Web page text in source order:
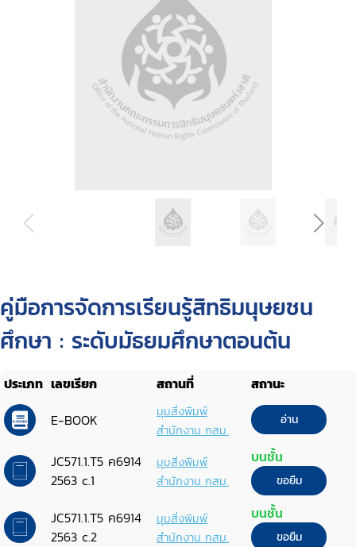
คู่มือการจัดการเรียนรู้สิทธิมนุษยชน
ศึกษา : ระดับมัธยมศึกษาตอนต้น
ประเภท เลขเรียก สถานที่
สถานะ
E-BOOK
มุมสิ่งพิมพ์
สำนักงาน กสม.
อ่าน
JC571.1.T5 ค6914
2563 c.1
มุมสิ่งพิมพ์
สำนักงาน กสม.
บนชั้น
ขอยืม
JC571.1.T5 ค6914
2563 c.2
มุมสิ่งพิมพ์
สำนักงาน กสม.
บนชั้น
ขอยืม